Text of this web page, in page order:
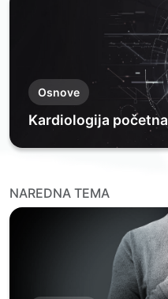
Osnove
Kardiologija početna
NAREDNA TEMA